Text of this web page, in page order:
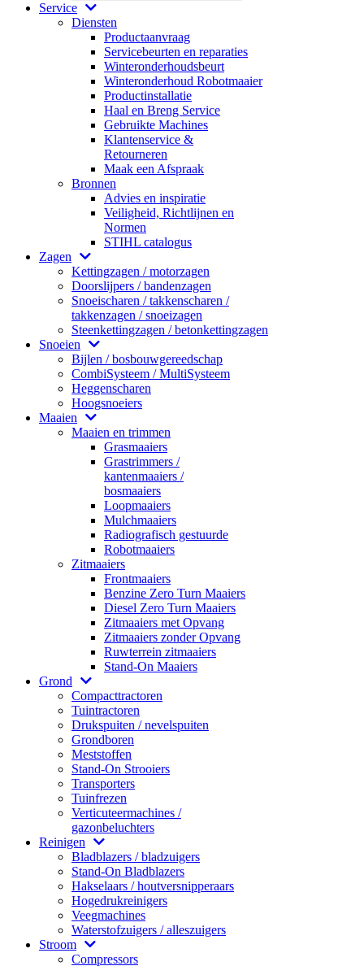
Service
Diensten
Productaanvraag
Servicebeurten en reparaties
Winteronderhoudsbeurt
Winteronderhoud Robotmaaier
Productinstallatie
Haal en Breng Service
Gebruikte Machines
Klantenservice &
Retourneren
Maak een Afspraak
Bronnen
Advies en inspiratie
Veiligheid, Richtlijnen en
Normen
STIHL catalogus
Zagen
Kettingzagen / motorzagen
Doorslijpers / bandenzagen
Snoeischaren / takkenscharen /
takkenzagen / snoeizagen
Steenkettingzagen / betonkettingzagen
Snoeien
Bijlen / bosbouwgereedschap
CombiSysteem / MultiSysteem
Heggenscharen
Hoogsnoeiers
Maaien
Maaien en trimmen
Grasmaaiers
Grastrimmers /
kantenmaaiers /
bosmaaiers
Loopmaaiers
Mulchmaaiers
Radiografisch gestuurde
Robotmaaiers
Zitmaaiers
Frontmaaiers
Benzine Zero Turn Maaiers
Diesel Zero Turn Maaiers
Zitmaaiers met Opvang
Zitmaaiers zonder Opvang
Ruwterrein zitmaaiers
Stand-On Maaiers
Grond
Compacttractoren
Tuintractoren
Drukspuiten / nevelspuiten
Grondboren
Meststoffen
Stand-On Strooiers
Transporters
Tuinfrezen
Verticuteermachines /
gazonbeluchters
Reinigen
Bladblazers / bladzuigers
Stand-On Bladblazers
Hakselaars / houtversnipperaars
Hogedrukreinigers
Veegmachines
Waterstofzuigers / alleszuigers
Stroom
Compressors